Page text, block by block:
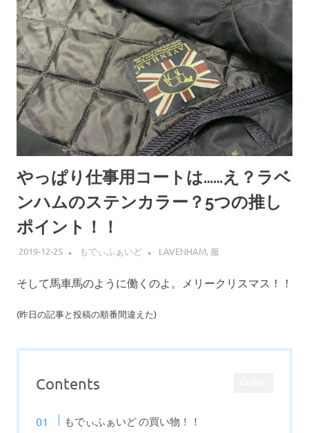
やっぱり仕事用コートは……え？ラベ
ンハムのステンカラー？5つの推し
ポイント！！
2019-12-25 もでぃふぁいど LAVENHAM, 服
そして馬車馬のように働くのよ。メリークリスマス！！
(昨日の記事と投稿の順番間違えた)
Contents
もでぃふぁいど の買い物！！